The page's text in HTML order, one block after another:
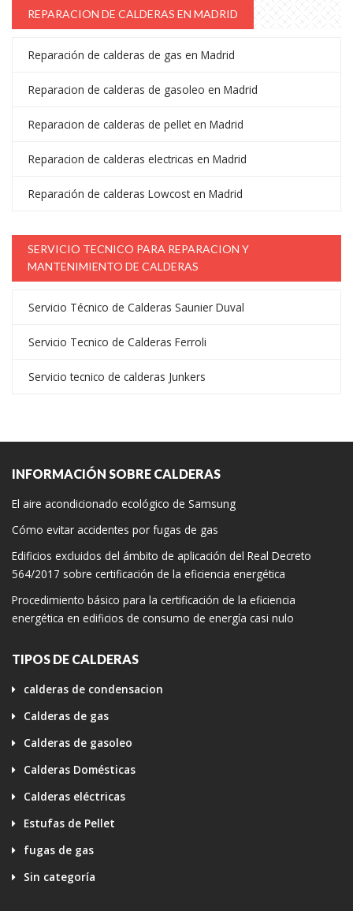
REPARACION DE CALDERAS EN MADRID
Reparación de calderas de gas en Madrid
Reparacion de calderas de gasoleo en Madrid
Reparacion de calderas de pellet en Madrid
Reparacion de calderas electricas en Madrid
Reparación de calderas Lowcost en Madrid
SERVICIO TECNICO PARA REPARACION Y
MANTENIMIENTO DE CALDERAS
Servicio Técnico de Calderas Saunier Duval
Servicio Tecnico de Calderas Ferroli
Servicio tecnico de calderas Junkers
INFORMACIÓN SOBRE CALDERAS
El aire acondicionado ecológico de Samsung
Cómo evitar accidentes por fugas de gas
Edificios excluidos del ámbito de aplicación del Real Decreto
564/2017 sobre certificación de la eficiencia energética
Procedimiento básico para la certificación de la eficiencia
energética en edificios de consumo de energía casi nulo
TIPOS DE CALDERAS
calderas de condensacion
Calderas de gas
Calderas de gasoleo
Calderas Domésticas
Calderas eléctricas
Estufas de Pellet
fugas de gas
Sin categoría